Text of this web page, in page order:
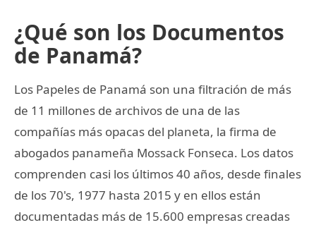
¿Qué son los Documentos
de Panamá?
Los Papeles de Panamá son una filtración de más
de 11 millones de archivos de una de las
compañías más opacas del planeta, la firma de
abogados panameña Mossack Fonseca. Los datos
comprenden casi los últimos 40 años, desde finales
de los 70's, 1977 hasta 2015 y en ellos están
documentadas más de 15.600 empresas creadas